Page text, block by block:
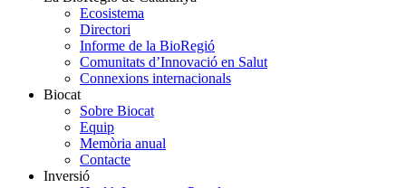
Ecosistema
Directori
Informe de la BioRegió
Comunitats d’Innovació en Salut
Connexions internacionals
Biocat
Sobre Biocat
Equip
Memòria anual
Contacte
Inversió